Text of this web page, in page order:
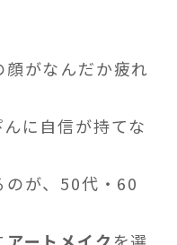
顔がなんだか疲れ
んに自信が持てな
のが、50代・60
アートメイクを選